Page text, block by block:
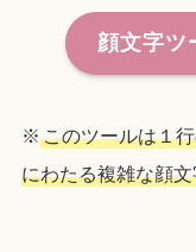
顔文字ツ
※ このツールは１
にわたる複雑な顔